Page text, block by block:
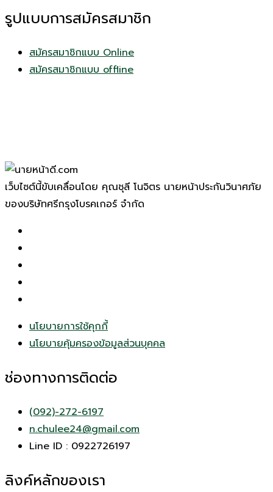
รูปแบบการสมัครสมาชิก
สมัครสมาชิกแบบ Online
สมัครสมาชิกแบบ offline
เว็บไซต์นี้ขับเคลื่อนโดย คุณชุลี โนจิตร นายหน้าประกันวินาศภัย
ของบริษัทศรีกรุงโบรคเกอร์ จำกัด
นโยบายการใช้คุกกี้
นโยบายคุ้มครองข้อมูลส่วนบุคคล
ช่องทางการติดต่อ
(092)-272-6197
n.chulee24@gmail.com
Line ID : 0922726197
ลิงค์หลักของเรา